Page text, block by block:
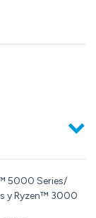
5000 Series/
y Ryzen™ 3000